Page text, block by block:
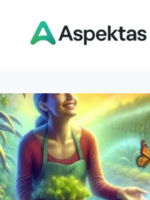
content